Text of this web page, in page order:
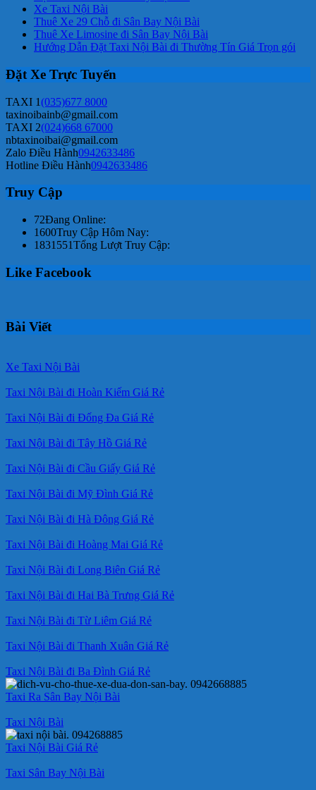
Xe Taxi Nội Bài
Thuê Xe 29 Chỗ đi Sân Bay Nội Bài
Thuê Xe Limosine đi Sân Bay Nội Bài
Hướng Dẫn Đặt Taxi Nội Bài đi Thường Tín Giá Trọn gói
Đặt Xe Trực Tuyến
TAXI 1(035)677 8000
taxinoibainb@gmail.com
TAXI 2(024)668 67000
nbtaxinoibai@gmail.com
Zalo Điều Hành0942633486
Hotline Điều Hành0942633486
Truy Cập
72Đang Online:
1600Truy Cập Hôm Nay:
1831551Tổng Lượt Truy Cập:
Like Facebook
Bài Viết
Xe Taxi Nội Bài
Taxi Nội Bài đi Hoàn Kiếm Giá Rẻ
Taxi Nội Bài đi Đống Đa Giá Rẻ
Taxi Nội Bài đi Tây Hồ Giá Rẻ
Taxi Nội Bài đi Cầu Giấy Giá Rẻ
Taxi Nội Bài đi Mỹ Đình Giá Rẻ
Taxi Nội Bài đi Hà Đông Giá Rẻ
Taxi Nội Bài đi Hoàng Mai Giá Rẻ
Taxi Nội Bài đi Long Biên Giá Rẻ
Taxi Nội Bài đi Hai Bà Trưng Giá Rẻ
Taxi Nội Bài đi Từ Liêm Giá Rẻ
Taxi Nội Bài đi Thanh Xuân Giá Rẻ
Taxi Nội Bài đi Ba Đình Giá Rẻ
Taxi Ra Sân Bay Nội Bài
Taxi Nội Bài
Taxi Nội Bài Giá Rẻ
Taxi Sân Bay Nội Bài